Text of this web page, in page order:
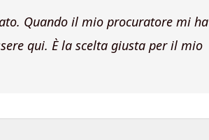
Quando il mio procuratore mi ha
qui. È la scelta giusta per il mio